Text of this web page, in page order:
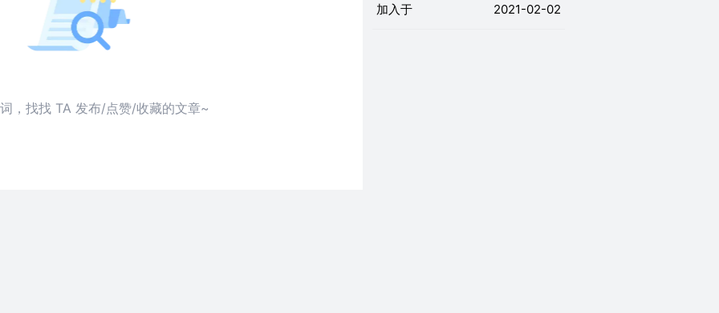
，找找 TA 发布/点赞/收藏的文章~
加入于 2021-02-02